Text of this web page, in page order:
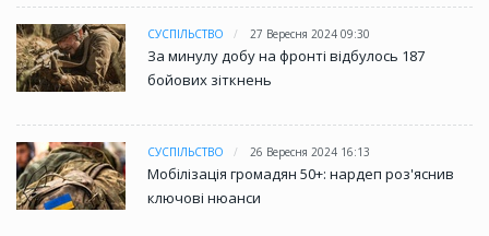
СУСПІЛЬСТВО 27 Вересня 2024 09:30
За минулу добу на фронті відбулось 187
бойових зіткнень
СУСПІЛЬСТВО 26 Вересня 2024 16:13
Мобілізація громадян 50+: нардеп роз'яснив
ключові нюанси